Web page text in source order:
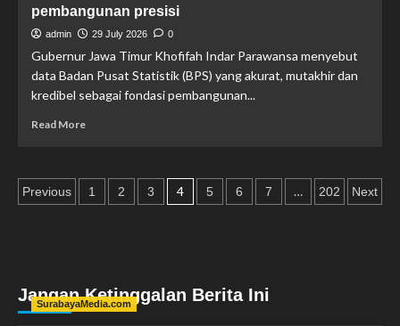
pembangunan presisi
admin 29 July 2026 0
Gubernur Jawa Timur Khofifah Indar Parawansa menyebut
data Badan Pusat Statistik (BPS) yang akurat, mutakhir dan
kredibel sebagai fondasi pembangunan...
Read More
Previous 1 2 3 4 5 6 7 … 202 Next
Jangan Ketinggalan Berita Ini
SurabayaMedia.com